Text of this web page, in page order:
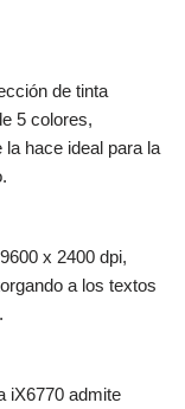
de tinta
5 colores,
hace ideal para la
x 2400 dpi,
a los textos
iX6770 admite